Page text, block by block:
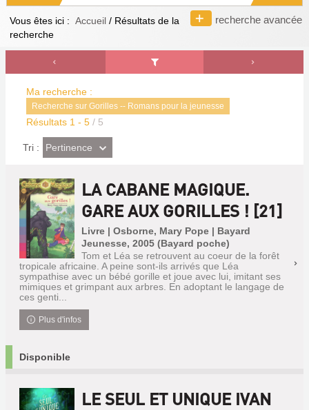
recherche avancée
Vous êtes ici : Accueil / Résultats de la
recherche
Ma recherche :
Recherche sur Gorilles -- Romans pour la jeunesse
Résultats 1 - 5 / 5
Tri : (Effet
imédiat)
Pertinence
LA CABANE MAGIQUE.
GARE AUX GORILLES ! [21]
Livre | Osborne, Mary Pope | Bayard
Jeunesse, 2005 (Bayard poche)
Tom et Léa se retrouvent au coeur de la forêt
tropicale africaine. A peine sont-ils arrivés que Léa
sympathise avec un bébé gorille et joue avec lui, imitant ses
mimiques et grimpant aux arbres. En adoptant le langage de
ces genti...
Plus d'infos
Disponible
LE SEUL ET UNIQUE IVAN